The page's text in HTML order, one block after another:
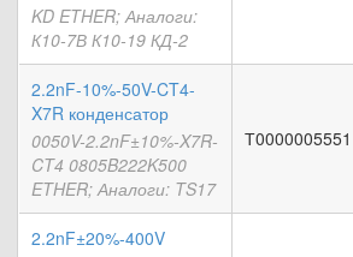
KD ETHER; Аналоги:
К10-7В К10-19 КД-2
2.2nF-10%-50V-CT4-
X7R конденсатор
0050V-2.2nF±10%-X7R-
CT4 0805B222K500
ETHER; Аналоги: TS17
Т0000005551
2.2nF±20%-400V